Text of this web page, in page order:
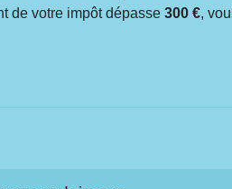
de votre impôt dépasse300 €,